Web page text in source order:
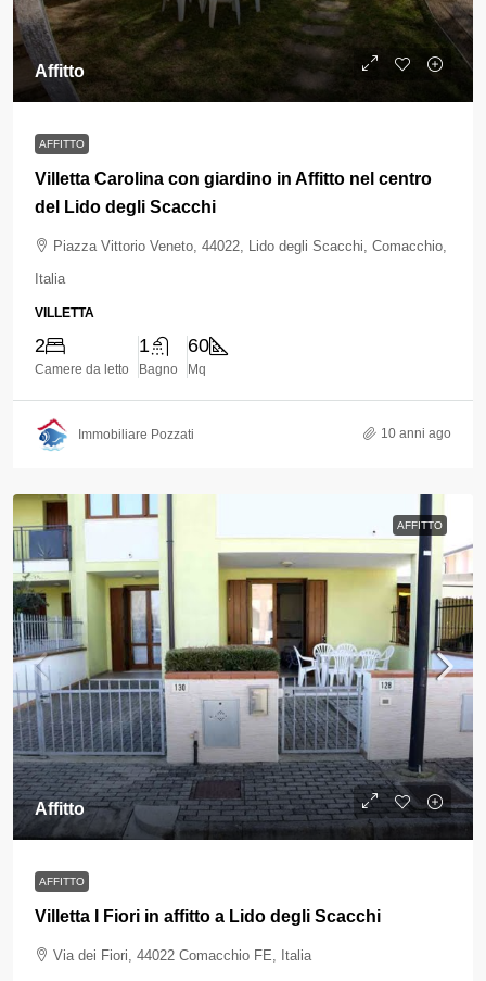
Affitto
AFFITTO
Villetta Carolina con giardino in Affitto nel centro
del Lido degli Scacchi
Piazza Vittorio Veneto, 44022, Lido degli Scacchi, Comacchio,
Italia
VILLETTA
2
Camere da letto
1
Bagno
60
Mq
Immobiliare Pozzati 10 anni ago
AFFITTO
Affitto
AFFITTO
Villetta I Fiori in affitto a Lido degli Scacchi
Via dei Fiori, 44022 Comacchio FE, Italia